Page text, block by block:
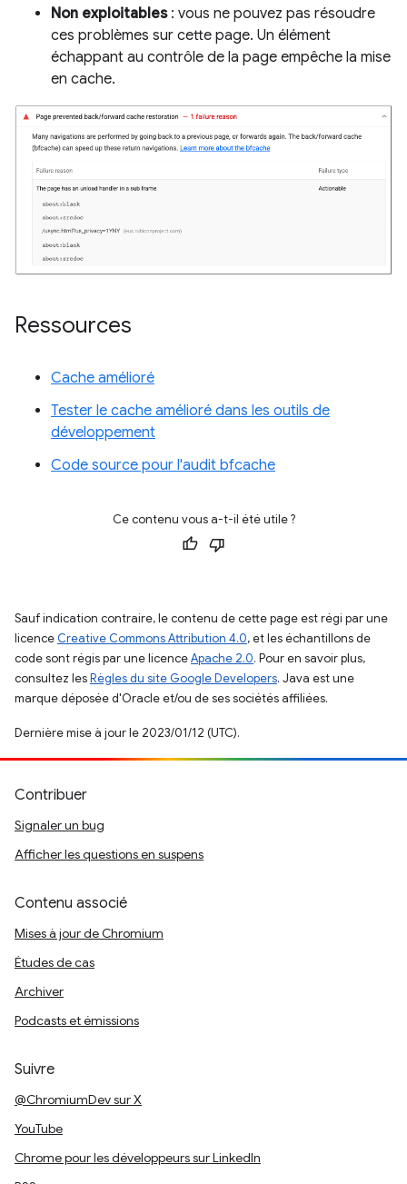
Non exploitables: vous ne pouvez pas résoudre
ces problèmes sur cette page. Un élément
échappant au contrôle de la page empêche la mise
en cache.
Ressources
Cache amélioré
Tester le cache amélioré dans les outils de
développement
Code source pour l'audit bfcache
Ce contenu vous a-t-il été utile ?
Sauf indication contraire, le contenu de cette page est régi par une
licence Creative Commons Attribution 4.0, et les échantillons de
code sont régis par une licenceApache 2.0. Pour en savoir plus,
consultez lesRègles du site Google Developers. Java est une
marque déposée d'Oracle et/ou de ses sociétés affiliées.
Dernière mise à jour le 2023/01/12 (UTC).
Contribuer
Signaler un bug
Afficher les questions en suspens
Contenu associé
Mises à jour de Chromium
Études de cas
Archiver
Podcasts et émissions
Suivre
@ChromiumDev sur X
YouTube
Chrome pour les développeurs sur LinkedIn